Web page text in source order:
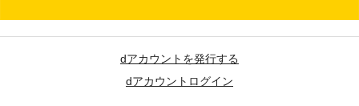
dアカウントを発行する
dアカウントログイン